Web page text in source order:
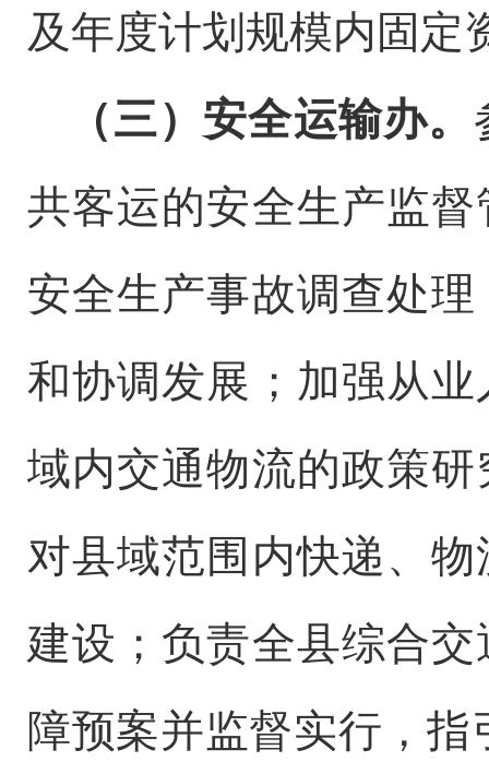
及年度计划规模内固定
（三）安全运输办。
共客运的安全生产监
安全生产事故调查处
和协调发展；加强从
域内交通物流的政策
对县域范围内快递、
建设； 负责全县综合交
障预案并监督实行，